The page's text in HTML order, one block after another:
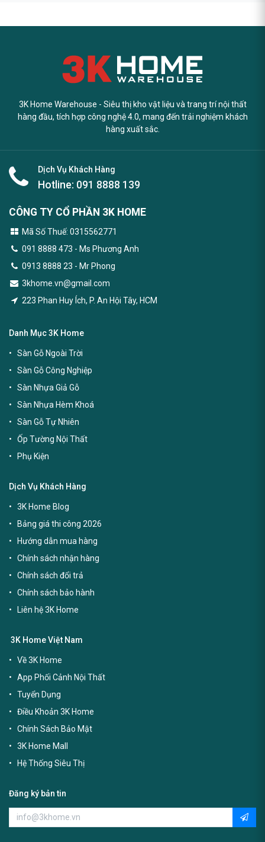
3K Home Warehouse - Siêu thị kho vật liệu và trang trí nội thất
hàng đầu, tích hợp công nghệ 4.0, mang đến trải nghiệm khách
hàng xuất sắc.
Dịch Vụ Khách Hàng
Hotline: 091 8888 139
CÔNG TY CỔ PHẦN 3K HOME
Mã Số Thuế: 0315562771
091 8888 473 - Ms Phương Anh
0913 8888 23 - Mr Phong
3khome.vn@gmail.com
223 Phan Huy Ích, P. An Hội Tây, HCM
Danh Mục 3K Home
Sàn Gỗ Ngoài Trời
Sàn Gỗ Công Nghiệp
Sàn Nhựa Giả Gỗ
Sàn Nhựa Hèm Khoá
Sàn Gỗ Tự Nhiên
Ốp Tường Nội Thất
Phụ Kiện
Dịch Vụ Khách Hàng
3K Home Blog
Bảng giá thi công 2026
Hướng dẫn mua hàng
Chính sách nhận hàng
Chính sách đổi trả
Chính sách bảo hành
Liên hệ 3K Home
3K Home Việt Nam
Về 3K Home
App Phối Cảnh Nội Thất
Tuyển Dụng
Điều Khoản 3K Home
Chính Sách Bảo Mật
3K Home Mall
Hệ Thống Siêu Thị
Đăng ký bản tin